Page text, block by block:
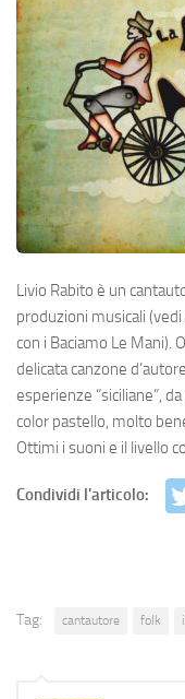
Livio Rabito è un
produzioni musicali
con i Baciamo Le Mani).
delicata canzone
esperienze “siciliane”,
color pastello, molto
Ottimi i suoni e il livello
Condividi l'articolo:
Tag: cantautore folk